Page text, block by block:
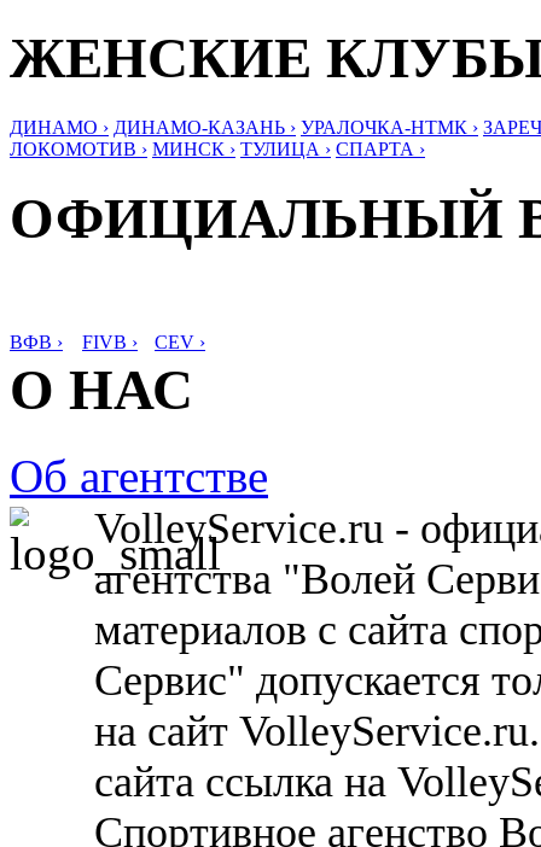
ЖЕНСКИЕ
ДИНАМО › ДИНАМО-КАЗАНЬ › УРАЛОЧКА-НТМК ›
ЛОКОМОТИВ › МИНСК › ТУЛИЦА › СПАРТА ›
ОФИЦИАЛЬНЫЙ
ВФВ › FIVB › CEV ›
О НАС
Об агентстве
VolleyService.ru -
агентства "Волей
материалов с сайта
Сервис" допускается
на сайт
сайта ссылка на
Спортивное агенство